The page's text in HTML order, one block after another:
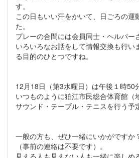
す。
この日もいい汗をかいて、日ごろの運
た。
プレーの合間には会員同士・ヘルパー
いろいろなお話をして情報交換も行い
る目的のひとつですね。
12月18日（第3水曜日）は午後１時50
いつものように狛江市民総合体育館（
サウンド・テーブル・テニスを行う予
一般の方も、ぜひ一緒にいかがですか
（事前の連絡は不要です）。